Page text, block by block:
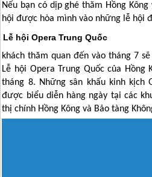
Nếu bạn có dịp ghé thăm Hồng Kông
hội được hòa mình vào những lễ hội
Lễ hội Opera Trung Quốc
khách thăm quan đến vào tháng 7
Lễ hội Opera Trung Quốccủa Hồng
tháng 8. Những sân khấu kinh kịch
được biểu diễn hàng ngày tại các
thị chính Hồng Kông và Bảo tàng